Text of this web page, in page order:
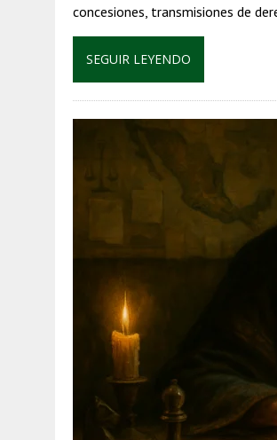
concesiones, transmisiones de
SEGUIR LEYENDO